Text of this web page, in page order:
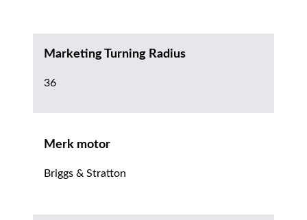
Marketing Turning Radius
36
Merk motor
Briggs & Stratton